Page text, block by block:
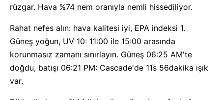
rüzgar. Hava %74 nem oranıyla nemli hissediliyor.
Rahat nefes alın: hava kalitesi iyi, EPA indeksi 1.
Güneş yoğun, UV 10: 11:00 ile 15:00 arasında
korunmasız zamanı sınırlayın. Güneş 06:25 AM'te
doğdu, batışı 06:21 PM: Cascade'de 11s 56dakika ışık
var.